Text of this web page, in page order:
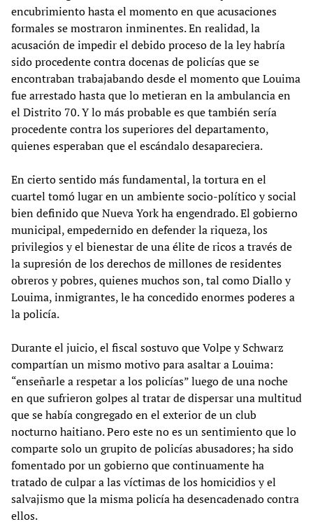
encubrimiento hasta el momento en que acusaciones
formales se mostraron inminentes. En realidad, la
acusación de impedir el debido proceso de la ley habría
sido procedente contra docenas de policías que se
encontraban trabajabando desde el momento que Louima
fue arrestado hasta que lo metieran en la ambulancia en
el Distrito 70. Y lo más probable es que también sería
procedente contra los superiores del departamento,
quienes esperaban que el escándalo desapareciera.
En cierto sentido más fundamental, la tortura en el
cuartel tomó lugar en un ambiente socio-político y social
bien definido que Nueva York ha engendrado. El gobierno
municipal, empedernido en defender la riqueza, los
privilegios y el bienestar de una élite de ricos a través de
la supresión de los derechos de millones de residentes
obreros y pobres, quienes muchos son, tal como Diallo y
Louima, inmigrantes, le ha concedido enormes poderes a
la policía.
Durante el juicio, el fiscal sostuvo que Volpe y Schwarz
compartían un mismo motivo para asaltar a Louima:
“enseñarle a respetar a los policías” luego de una noche
en que sufrieron golpes al tratar de dispersar una multitud
que se había congregado en el exterior de un club
nocturno haitiano. Pero este no es un sentimiento que lo
comparte solo un grupito de policías abusadores; ha sido
fomentado por un gobierno que continuamente ha
tratado de culpar a las víctimas de los homicidios y el
salvajismo que la misma policía ha desencadenado contra
ellos.